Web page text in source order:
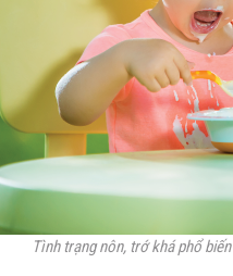
Tình trạng nôn, trớ khá phổ